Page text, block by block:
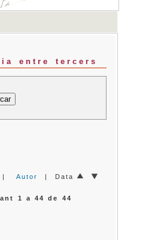
entre tercers
Autor | Data
1 a 44 de 44